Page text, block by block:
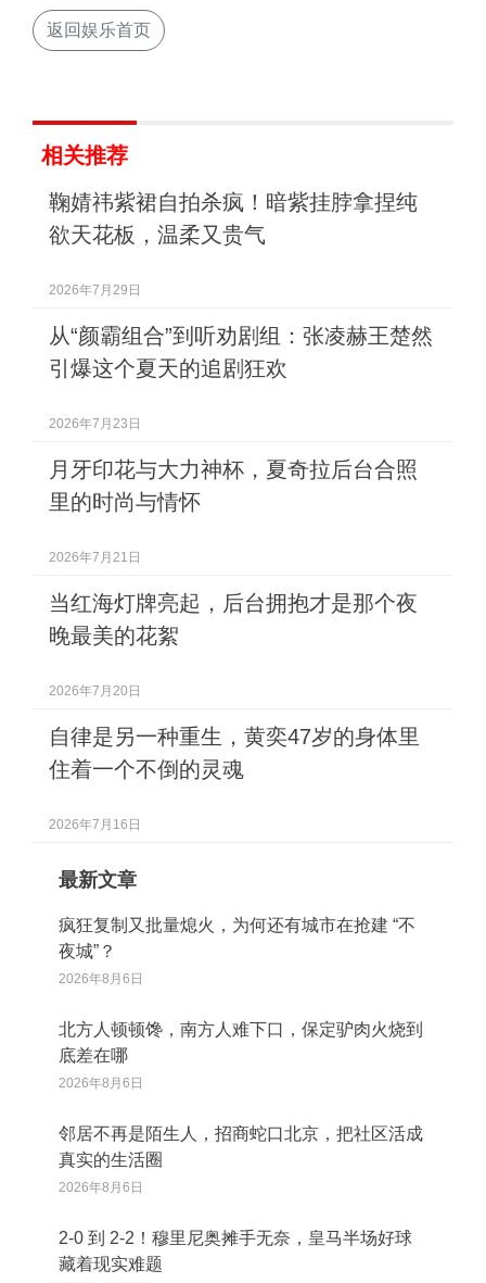
返回娱乐首页
相关推荐
鞠婧祎紫裙自拍杀疯！暗紫挂脖拿捏纯
欲天花板，温柔又贵气
2026年7月29日
从“颜霸组合”到听劝剧组：张凌赫王楚然
引爆这个夏天的追剧狂欢
2026年7月23日
月牙印花与大力神杯，夏奇拉后台合照
里的时尚与情怀
2026年7月21日
当红海灯牌亮起，后台拥抱才是那个夜
晚最美的花絮
2026年7月20日
自律是另一种重生，黄奕47岁的身体里
住着一个不倒的灵魂
2026年7月16日
最新文章
疯狂复制又批量熄火，为何还有城市在抢建 “不
夜城”？
2026年8月6日
北方人顿顿馋，南方人难下口，保定驴肉火烧到
底差在哪
2026年8月6日
邻居不再是陌生人，招商蛇口北京，把社区活成
真实的生活圈
2026年8月6日
2‑0 到 2‑2！穆里尼奥摊手无奈，皇马半场好球
藏着现实难题